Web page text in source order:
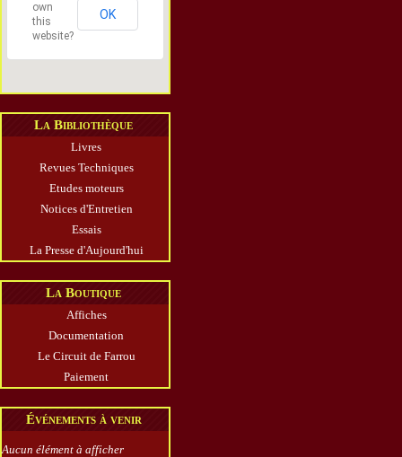
own
this
website?
OK
La Bibliothèque
Livres
Revues Techniques
Etudes moteurs
Notices d'Entretien
Essais
La Presse d'Aujourd'hui
La Boutique
Affiches
Documentation
Le Circuit de Farrou
Paiement
Événements à venir
Aucun élément à afficher